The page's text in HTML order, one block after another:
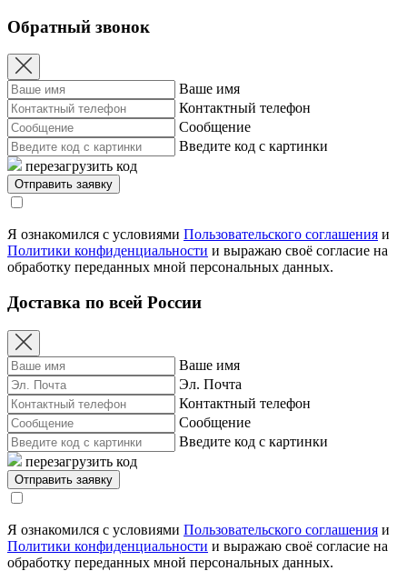
Обратный звонок
Ваше имя
Контактный телефон
Сообщение
Введите код с картинки
перезагрузить код
Я ознакомился с условиями Пользовательского соглашения и
Политики конфиденциальности и выражаю своё согласие на
обработку переданных мной персональных данных.
Доставка по всей России
Ваше имя
Эл. Почта
Контактный телефон
Сообщение
Введите код с картинки
перезагрузить код
Я ознакомился с условиями Пользовательского соглашения и
Политики конфиденциальности и выражаю своё согласие на
обработку переданных мной персональных данных.